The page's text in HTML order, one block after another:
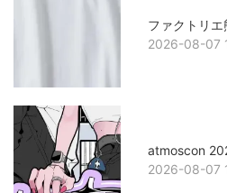
ファクトリエ
2026-08-07
atmoscon
2026-08-07